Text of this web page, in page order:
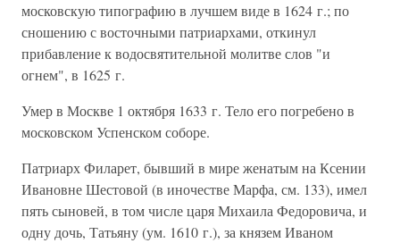
московскую типографию в лучшем виде в 1624 г.; по
сношению с восточными патриархами, откинул
прибавление к водосвятительной молитве слов "и
огнем", в 1625 г.
Умер в Москве 1 октября 1633 г. Тело его погребено в
московском Успенском соборе.
Патриарх Филарет, бывший в мире женатым на Ксении
Ивановне Шестовой (в иночестве Марфа, см. 133), имел
пять сыновей, в том числе царя Михаила Федоровича, и
одну дочь, Татьяну (ум. 1610 г.), за князем Иваном